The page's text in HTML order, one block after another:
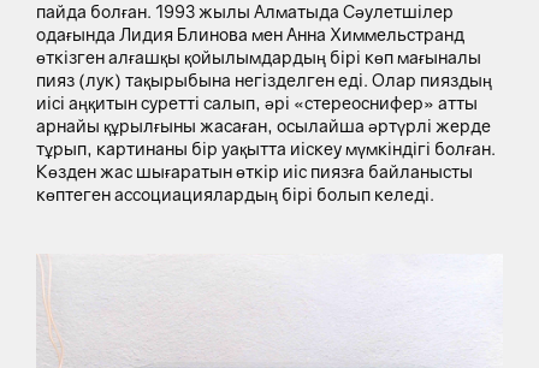
пайда болған. 1993 жылы Алматыда Сәулетшілер
одағында Лидия Блинова мен Анна Химмельстранд
өткізген алғашқы қойылымдардың бірі көп мағыналы
пияз (лук) тақырыбына негізделген еді. Олар пияздың
иісі аңқитын суретті салып, әрі «стереоснифер» атты
арнайы құрылғыны жасаған, осылайша әртүрлі жерде
тұрып, картинаны бір уақытта иіскеу мүмкіндігі болған.
Көзден жас шығаратын өткір иіс пиязға байланысты
көптеген ассоциациялардың бірі болып келеді.